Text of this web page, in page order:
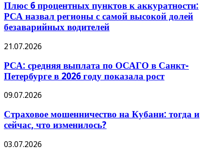
Плюс 6 процентных пунктов к аккуратности:
РСА назвал регионы с самой высокой долей
безаварийных водителей
21.07.2026
РСА: средняя выплата по ОСАГО в Санкт-
Петербурге в 2026 году показала рост
09.07.2026
Страховое мошенничество на Кубани: тогда и
сейчас, что изменилось?
03.07.2026